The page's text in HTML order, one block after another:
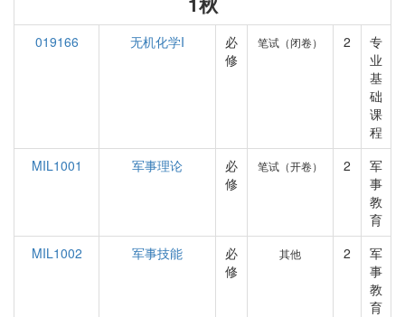
019166 无机化学I
必
修
笔试（闭卷） 2
专
业
基
础
课
程
MIL1001
军事理论
必
修
笔试（开卷） 2
军
事
教
育
MIL1002
军事技能
必
修
其他 2
军
事
教
育